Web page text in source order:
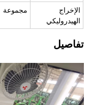
الإخراج
الهيدروليكي
مجموعة
تفاصيل